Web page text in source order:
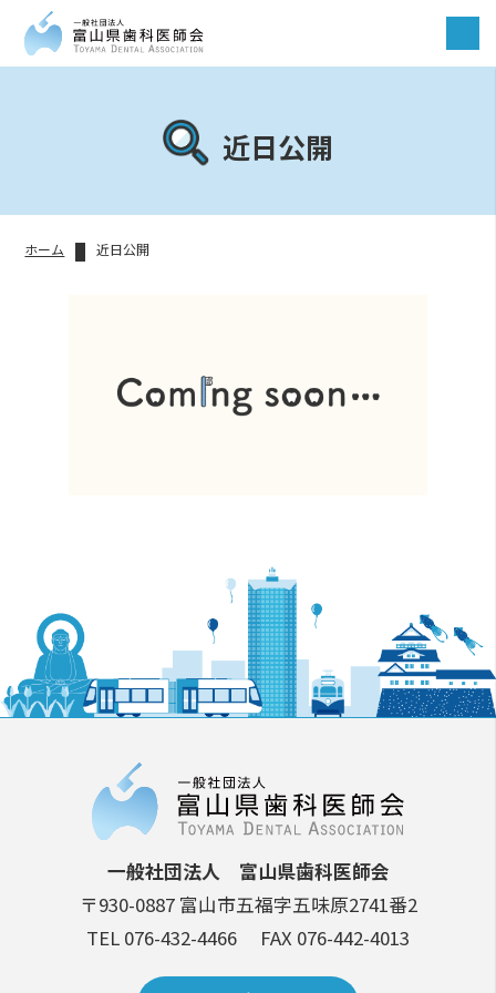
近日公開
ホーム 近日公開
一般社団法人 富山県歯科医師会
〒930-0887 富山市五福字五味原2741番2
TEL 076-432-4466
FAX 076-442-4013